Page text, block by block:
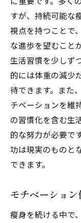
すが、持続可能な
視点を持つことで
な進歩を望むこと
生活習慣を少しず
的には体重の減少
待できます。また
チベーションを維
の習慣化を含む生
的な努力が必要で
功は現実のものと
できます。
モチベーショ
瘦身を続ける中で